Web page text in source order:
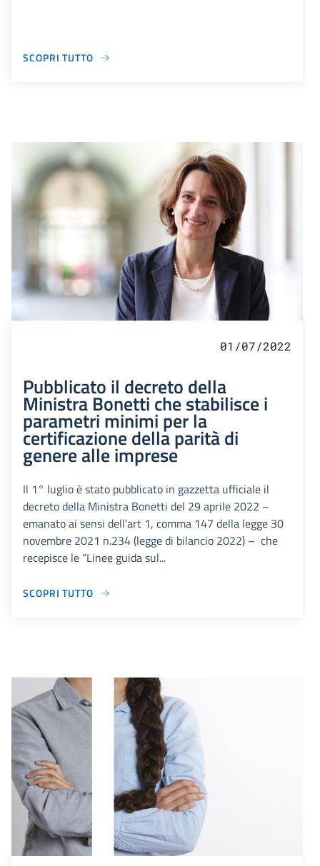
SCOPRI TUTTO
01/07/2022
Pubblicato il decreto della
Ministra Bonetti che stabilisce i
parametri minimi per la
certificazione della parità di
genere alle imprese
Il 1° luglio è stato pubblicato in gazzetta ufficiale il
decreto della Ministra Bonetti del 29 aprile 2022 –
emanato ai sensi dell’art 1, comma 147 della legge 30
novembre 2021 n.234 (legge di bilancio 2022) – che
recepisce le “Linee guida sul...
SCOPRI TUTTO